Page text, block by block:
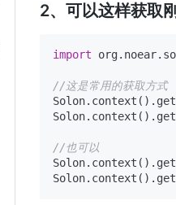
2、可以这样获取
import
//这是常用的获取方式
//也可以